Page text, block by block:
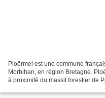
Ploërmel est une commune
Morbihan, en région Bretagne.
à proximité du massif forestier de